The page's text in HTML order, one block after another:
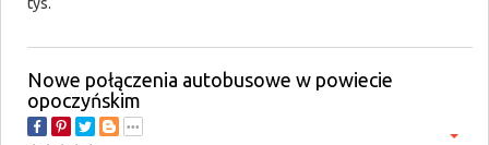
Nowe połączenia autobusowe w powiecie
opoczyńskim